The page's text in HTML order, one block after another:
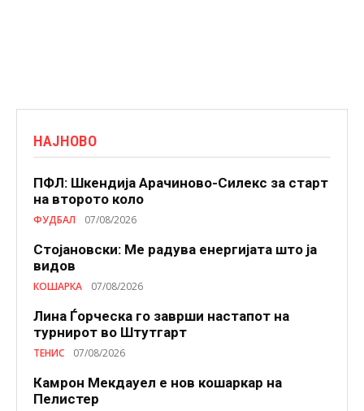
НАЈНОВО
ПФЛ: Шкендија Арачиново-Силекс за старт
на второто коло
ФУДБАЛ 07/08/2026
Стојановски: Ме радува енергијата што ја
видов
КОШАРКА 07/08/2026
Лина Ѓорческа го заврши настапот на
турнирот во Штутгарт
ТЕНИС 07/08/2026
Камрон Мекдауел е нов кошаркар на
Пелистер